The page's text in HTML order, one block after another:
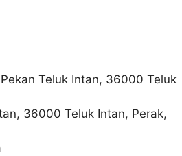
Teluk Intan, 36000 Teluk
36000 Teluk Intan, Perak,